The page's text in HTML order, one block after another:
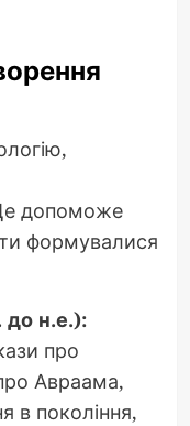
допоможе
формувалися
до н.е.):
про
про Авраама,
в покоління,